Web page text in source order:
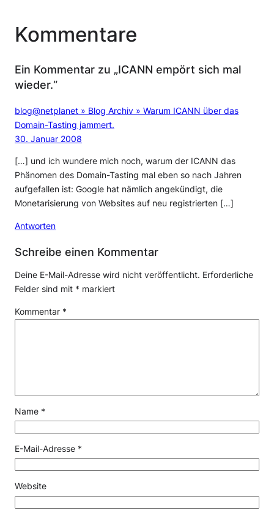
Kommentare
Ein Kommentar zu „ICANN empört sich mal
wieder.“
blog@netplanet » Blog Archiv » Warum ICANN über das
Domain-Tasting jammert.
30. Januar 2008
[…] und ich wundere mich noch, warum der ICANN das
Phänomen des Domain-Tasting mal eben so nach Jahren
aufgefallen ist: Google hat nämlich angekündigt, die
Monetarisierung von Websites auf neu registrierten […]
Antworten
Schreibe einen Kommentar
Deine E-Mail-Adresse wird nicht veröffentlicht. Erforderliche
Felder sind mit * markiert
Kommentar *
Name *
E-Mail-Adresse *
Website